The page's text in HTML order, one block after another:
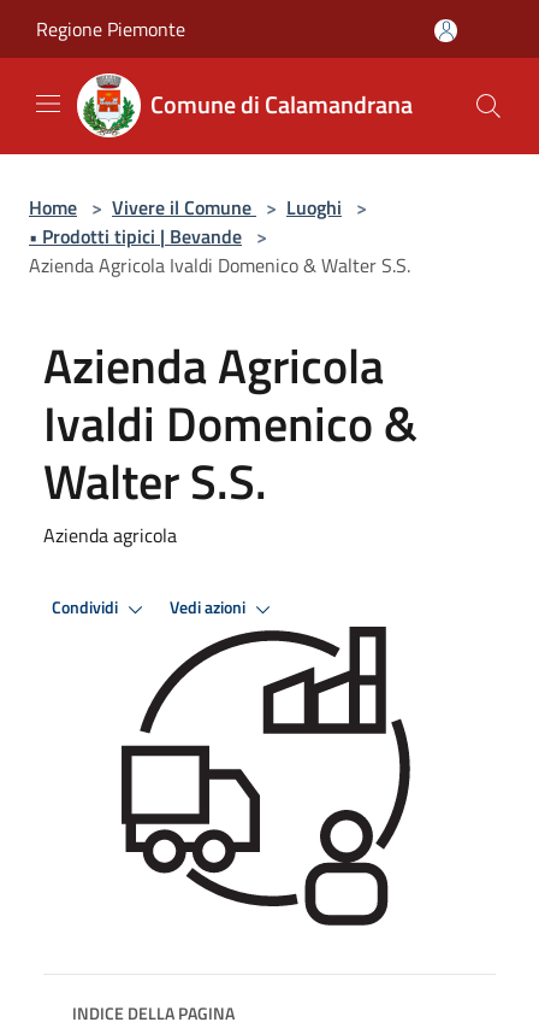
Regione Piemonte
Comune di Calamandrana
Home > Vivere il Comune > Luoghi >
• Prodotti tipici | Bevande >
Azienda Agricola Ivaldi Domenico & Walter S.S.
Azienda Agricola
Ivaldi Domenico &
Walter S.S.
Azienda agricola
Condividi Vedi azioni
INDICE DELLA PAGINA